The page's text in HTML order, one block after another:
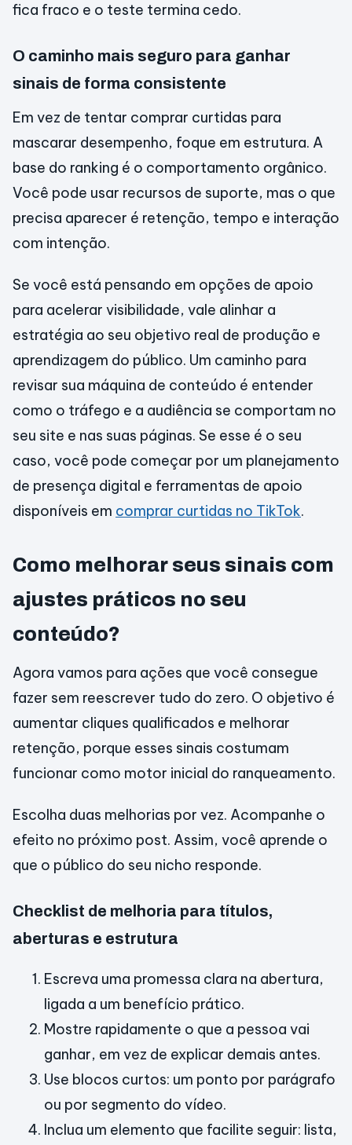
fica fraco e o teste termina cedo.
O caminho mais seguro para ganhar
sinais de forma consistente
Em vez de tentar comprar curtidas para
mascarar desempenho, foque em estrutura. A
base do ranking é o comportamento orgânico.
Você pode usar recursos de suporte, mas o que
precisa aparecer é retenção, tempo e interação
com intenção.
Se você está pensando em opções de apoio
para acelerar visibilidade, vale alinhar a
estratégia ao seu objetivo real de produção e
aprendizagem do público. Um caminho para
revisar sua máquina de conteúdo é entender
como o tráfego e a audiência se comportam no
seu site e nas suas páginas. Se esse é o seu
caso, você pode começar por um planejamento
de presença digital e ferramentas de apoio
disponíveis em comprar curtidas no TikTok.
Como melhorar seus sinais com
ajustes práticos no seu
conteúdo?
Agora vamos para ações que você consegue
fazer sem reescrever tudo do zero. O objetivo é
aumentar cliques qualificados e melhorar
retenção, porque esses sinais costumam
funcionar como motor inicial do ranqueamento.
Escolha duas melhorias por vez. Acompanhe o
efeito no próximo post. Assim, você aprende o
que o público do seu nicho responde.
Checklist de melhoria para títulos,
aberturas e estrutura
Escreva uma promessa clara na abertura,
ligada a um benefício prático.
Mostre rapidamente o que a pessoa vai
ganhar, em vez de explicar demais antes.
Use blocos curtos: um ponto por parágrafo
ou por segmento do vídeo.
Inclua um elemento que facilite seguir: lista,